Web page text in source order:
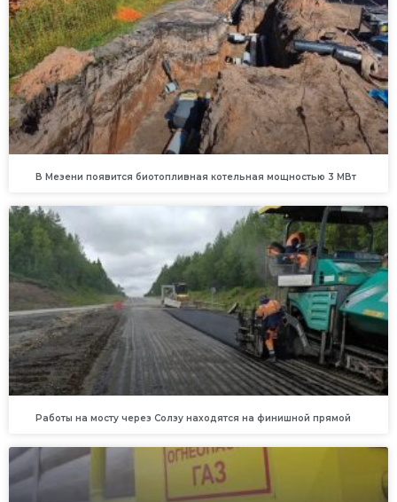
В Мезени появится биотопливная котельная мощностью 3 МВт
Работы на мосту через Солзу находятся на финишной прямой